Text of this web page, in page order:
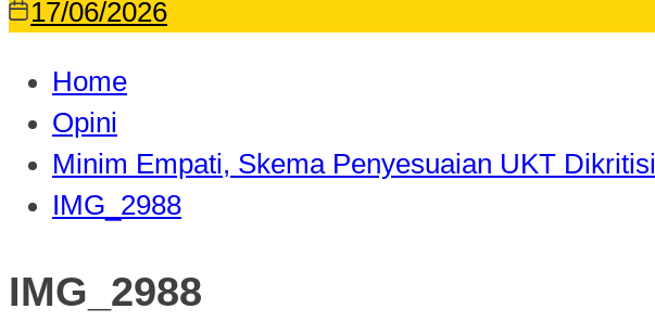
17/06/2026
Home
Opini
Minim Empati, Skema Penyesuaian UKT Dikritisi
IMG_2988
IMG_2988